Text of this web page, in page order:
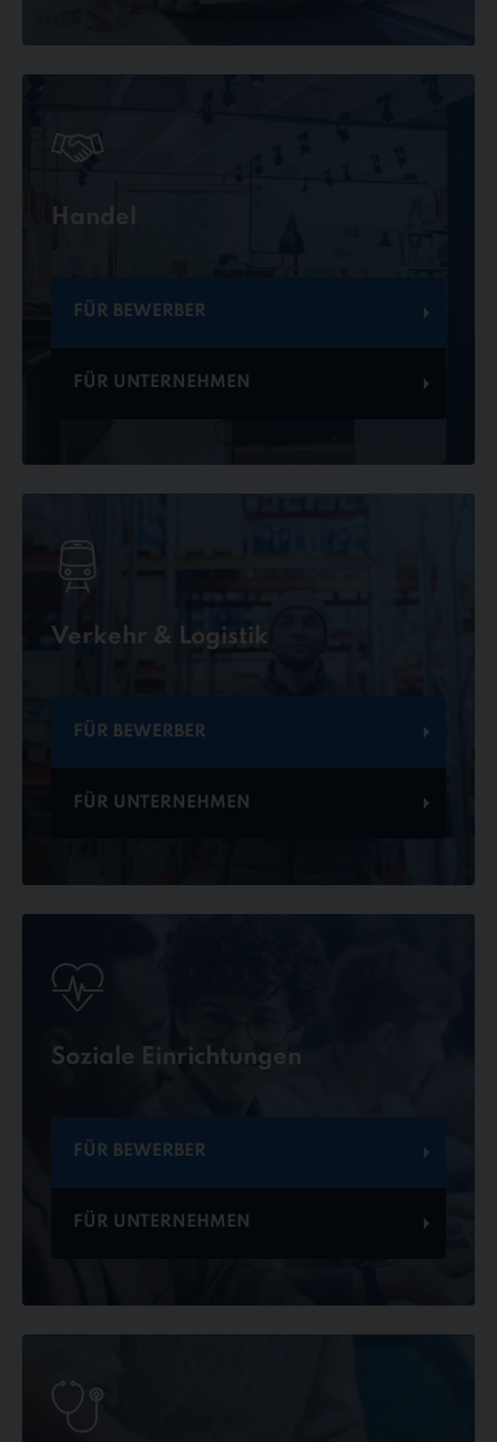
Handel
FÜR BEWERBER
FÜR UNTERNEHMEN
Verkehr & Logistik
FÜR BEWERBER
FÜR UNTERNEHMEN
Soziale Einrichtungen
FÜR BEWERBER
FÜR UNTERNEHMEN